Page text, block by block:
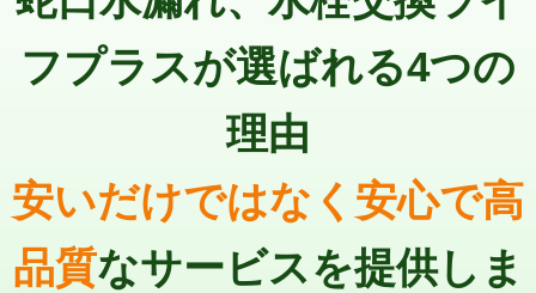
モルタル補修（厚さ10㎝超え）
追加人工 16,500円
止水・漏水調査・防水処理・清掃・修
11,000円
止水・漏水調査・防水処理・清掃・修
22,000円
止水・漏水調査・防水処理・清掃・修
その他部品の脱着 8,800円～
交換・取付（タンク） 22,000円+材料費
フプラスが選ばれる4つの
理由
安いだけではなく安心で高
品質なサービスを提供しま